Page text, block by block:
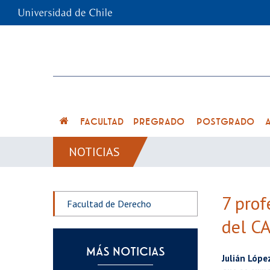
FACULTAD PREGRADO POSTGRADO
NOTICIAS
Facultad de Derecho
MÁS NOTICIAS
7
del
Julián